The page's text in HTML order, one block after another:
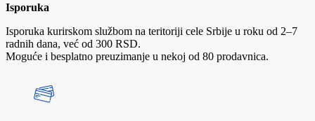
Isporuka
Isporuka kurirskom službom na teritoriji cele Srbije u roku od 2–7
radnih dana, već od 300 RSD.
Moguće i besplatno preuzimanje u nekoj od 80 prodavnica.